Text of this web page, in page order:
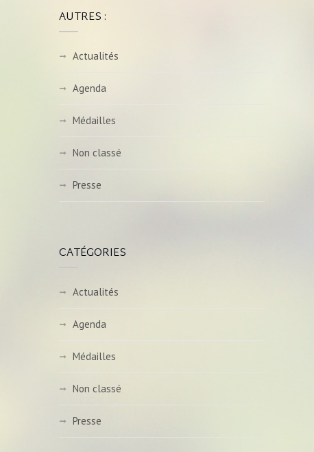
AUTRES :
Actualités
Agenda
Médailles
Non classé
Presse
CATÉGORIES
Actualités
Agenda
Médailles
Non classé
Presse